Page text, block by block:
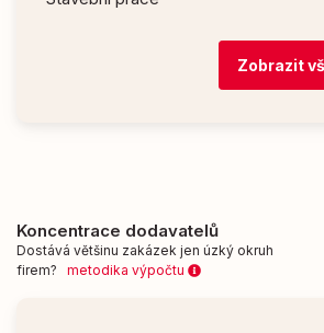
Zobrazit
Koncentrace dodavatelů
Dostává většinu zakázek jen úzký okruh
firem? metodika výpočtu